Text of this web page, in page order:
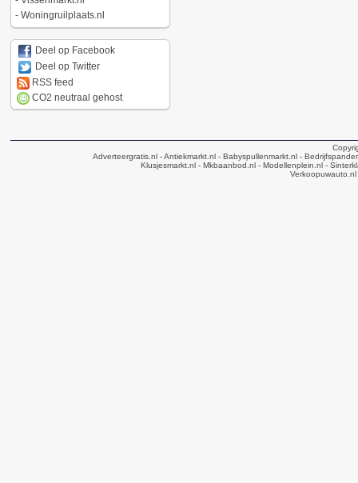
- Woningruilplaats.nl
Deel op Facebook
Deel op Twitter
RSS feed
CO2 neutraal gehost
Adverteergratis.nl- Antiekmarkt.nl- Babyspullenmarkt.nl-
Klusjesmarkt.nl- Mkbaanbod.nl- Modellenplein.nl-
Verkoopuwauto.nl